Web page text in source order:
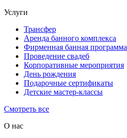
Услуги
Трансфер
Аренда банного комплекса
Фирменная банная программа
Проведение свадеб
Корпоративные мероприятия
День рождения
Подарочные сертификаты
Детские мастер-классы
Смотреть все
О нас